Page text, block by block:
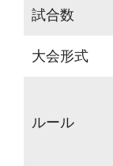
試合数
大会形式
ルール